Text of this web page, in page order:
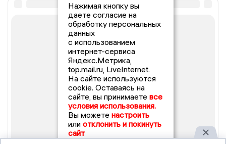
Нажимая кнопку вы
даете согласие на
обработку персональных
данных
с использованием
интернет-сервиса
Яндекс.Метрика,
top.mail.ru, LiveInternet.
На сайте используются
cookie. Оставаясь на
сайте, вы принимаете все
условия использования.
Вы можете настроить
или отклонить и покинуть
сайт